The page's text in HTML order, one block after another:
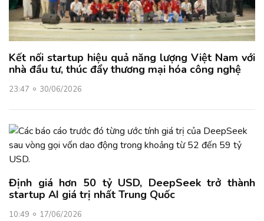
Kết nối startup hiệu quả năng lượng Việt Nam với
nhà đầu tư, thúc đẩy thương mại hóa công nghệ
23:47 30/06/2026
Định giá hơn 50 tỷ USD, DeepSeek trở thành
startup AI giá trị nhất Trung Quốc
10:49 17/06/2026